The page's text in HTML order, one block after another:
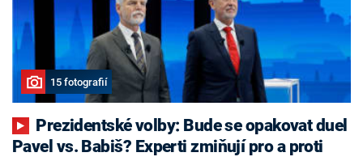
15 fotografií
Pavel vs. Babiš? Experti zmiňují pro a proti